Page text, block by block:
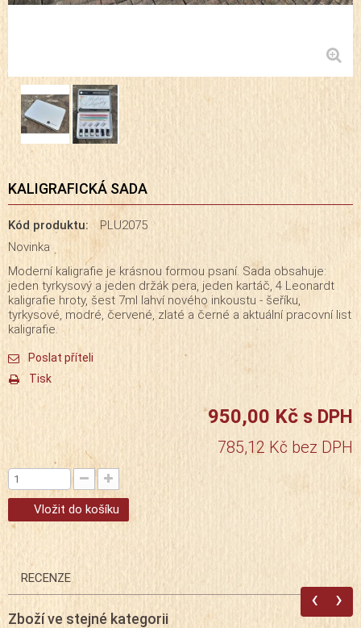
KALIGRAFICKÁ SADA
Kód produktu:
PLU2075
Novinka
Moderní kaligrafie je krásnou formou psaní. Sada obsahuje:
jeden tyrkysový a jeden držák pera, jeden kartáč, 4 Leonardt
kaligrafie hroty, šest 7ml lahví nového inkoustu - šeříku,
tyrkysové, modré, červené, zlaté a černé a aktuální pracovní list
kaligrafie.
Poslat příteli
Tisk
950,00 Kč s DPH
785,12 Kč bez DPH
Vložit do košíku
RECENZE
Zboží ve stejné kategorii
‹ ›